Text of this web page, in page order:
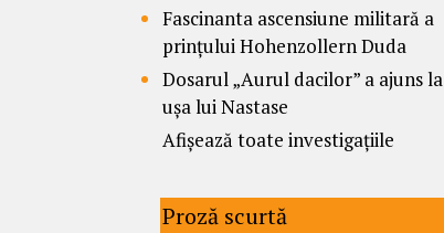
Fascinanta ascensiune militară a
prințului Hohenzollern Duda
Dosarul „Aurul dacilor” a ajuns la
ușa lui Nastase
Afișează toate investigațiile
Proză scurtă